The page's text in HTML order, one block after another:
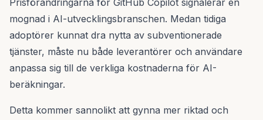
Prisförändringarna för GitHub Copilot signalerar en
mognad i AI-utvecklingsbranschen. Medan tidiga
adoptörer kunnat dra nytta av subventionerade
tjänster, måste nu både leverantörer och användare
anpassa sig till de verkliga kostnaderna för AI-
beräkningar.
Detta kommer sannolikt att gynna mer riktad och